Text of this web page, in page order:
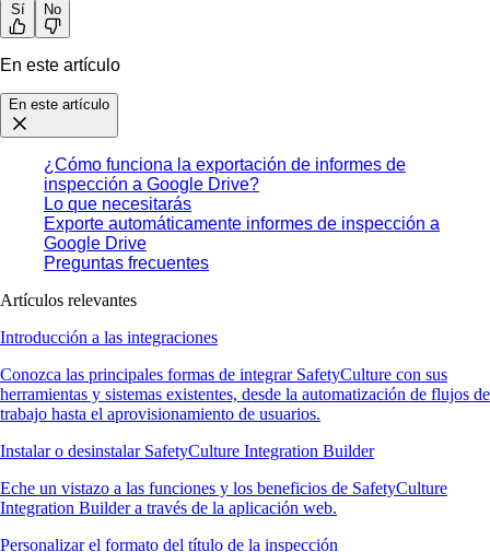
Sí No
En este artículo
En este artículo
¿Cómo funciona la exportación de informes de
inspección a Google Drive?
Lo que necesitarás
Exporte automáticamente informes de inspección a
Google Drive
Preguntas frecuentes
Artículos relevantes
Introducción a las integraciones
Conozca las principales formas de integrar SafetyCulture con sus
herramientas y sistemas existentes, desde la automatización de flujos de
trabajo hasta el aprovisionamiento de usuarios.
Instalar o desinstalar SafetyCulture Integration Builder
Eche un vistazo a las funciones y los beneficios de SafetyCulture
Integration Builder a través de la aplicación web.
Personalizar el formato del título de la inspección